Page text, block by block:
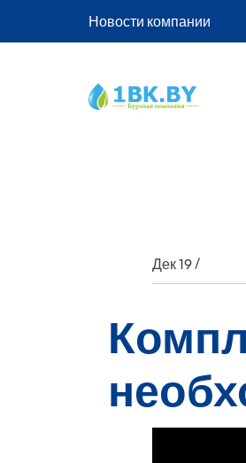
Новости компании
Дек 19/